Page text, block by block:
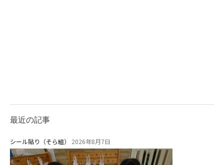
最近の記事
シール貼り（そら組） 2026年8月7日
グループ施設・
関係先リンク